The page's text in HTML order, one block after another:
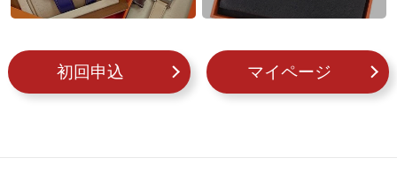
初回申込 マイページ